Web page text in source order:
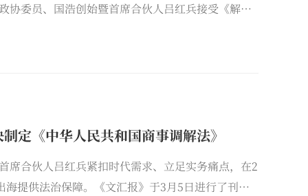
协委员、国浩创始暨首席合伙人吕红兵接受《解放
定《中华人民共和国商事调解法》
合伙人吕红兵紧扣时代需求、立足实务痛点，在2
提供法治保障。《文汇报》于3月5日进行了刊发